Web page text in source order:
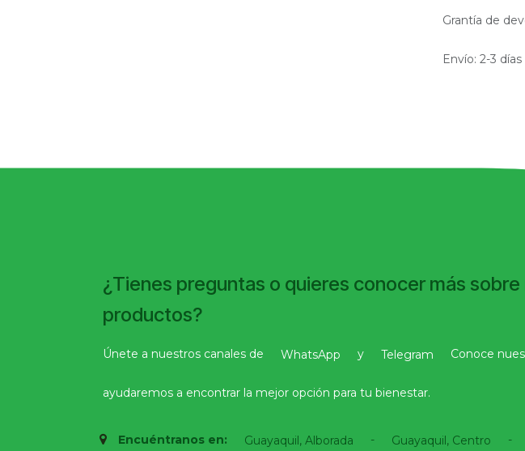
Grantía de
Envío: 2-3
Encuéntranos en: Guayaquil, Alborada - Guayaquil, Centro -
¿Tienes preguntas o quieres conocer más
productos?
Únete a nuestros canales de WhatsApp y Telegram Conoce
ayudaremos a encontrar la mejor opción para tu bienestar.